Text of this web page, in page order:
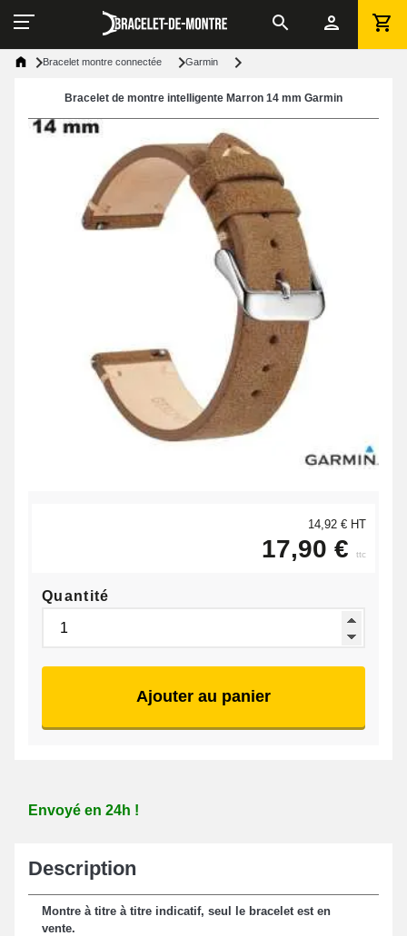
Bracelet montre connectée Garmin
Bracelet de montre intelligente Marron 14 mm Garmin
14,92 € HT
17,90 € ttc
Quantité
Ajouter au panier
Envoyé en 24h !
Description
Montre à titre à titre indicatif, seul le bracelet est en
vente.